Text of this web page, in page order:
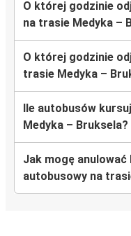
O której godzinie
na trasie Medyka –
O której godzinie
trasie Medyka –
Ile autobusów
Medyka – Bruksela?
Jak mogę
autobusowy na